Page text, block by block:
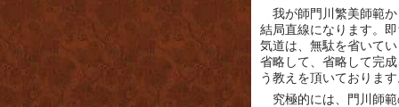
我が師門川繁美師範
結局直線になります。
気道は、無駄を省いて
省略して、省略して完
う教えを頂いておりま
究極的には、門川師